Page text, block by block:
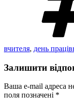
вчителя, день
Залишити
Ваша e-mail адреса
поля позначені *